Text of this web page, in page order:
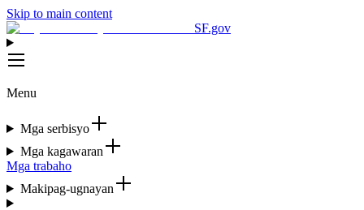
Skip to main content
SF.gov
Menu
Mga serbisyo
Mga kagawaran
Mga trabaho
Makipag-ugnayan